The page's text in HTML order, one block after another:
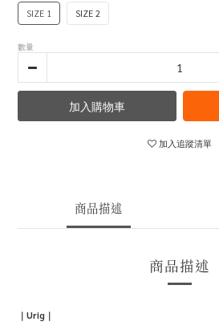
SIZE 1 SIZE 2
數量
加入購物車
加入追蹤清單
商品描述
商品描述
｜Urig｜